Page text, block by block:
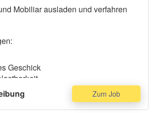
Mobiliar ausladen und verfahren
Geschick
Arbeiten
Zum Job